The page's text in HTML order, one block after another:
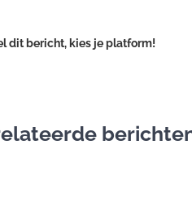
dit bericht, kies je platform!